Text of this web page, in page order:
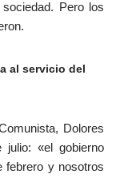
Pero los
al servicio del
Dolores
julio: «el gobierno
febrero y nosotros